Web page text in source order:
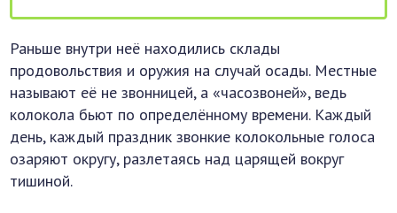
Раньше внутри неё находились склады
продовольствия и оружия на случай осады. Местные
называют её не звонницей, а «часозвоней», ведь
колокола бьют по определённому времени. Каждый
день, каждый праздник звонкие колокольные голоса
озаряют округу, разлетаясь над царящей вокруг
тишиной.